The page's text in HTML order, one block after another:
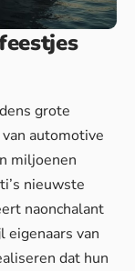
grote
automotive
miljoenen
nieuwste
naonchalant
eigenaars van
dat hun